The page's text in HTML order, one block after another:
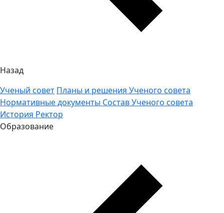
Назад
Ученый совет Планы и решения Ученого совета
Нормативные документы Состав Ученого совета
История Ректор
Образование